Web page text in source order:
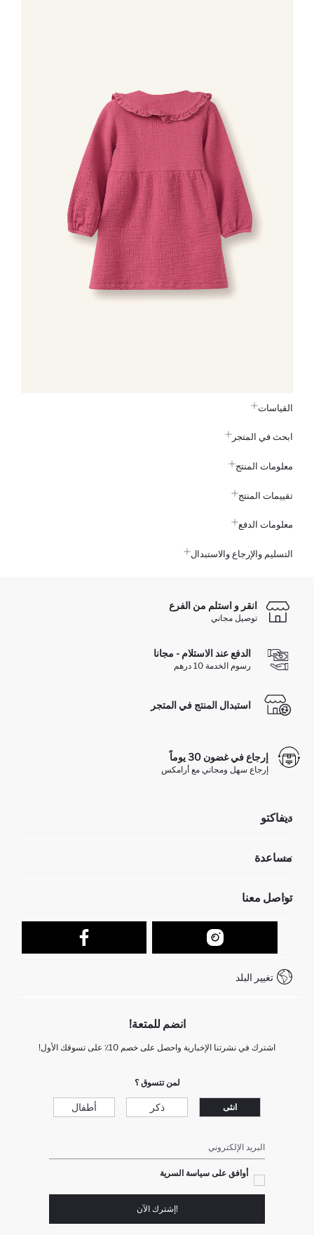
القياسات
ابحث في المتجر
معلومات المنتج
تقييمات المنتج
معلومات الدفع
التسليم والإرجاع والاستبدال
انقر و استلم من الفرع
توصيل مجاني
الدفع عند الاستلام - مجانا
رسوم الخدمة 10 درهم
استبدال المنتج في المتجر
إرجاع في غضون 30 يوماً
إرجاع سهل ومجاني مع أرامكس
ديفاكتو
تعرف علينا
مساعدة
عمليات الارجاع و الاستبدال السهلة
تتبع الشحنة
كيف يمكنك التسوق في ديفاكتو ؟
كيف تدفع في ديفاكتو؟
تواصل معنا
نموذج الاتصال
+212 525 076 633 خدمة العملاءتغيير البلد
انضم للمتعة!
اشترك في نشرتنا الإخبارية واحصل على خصم 10٪ على تسوقك الأول!
لمن تتسوق ؟
انثى ذكر أطفال
البريد الإلكتروني
أوافق على سياسة السرية
!إشترك الآن